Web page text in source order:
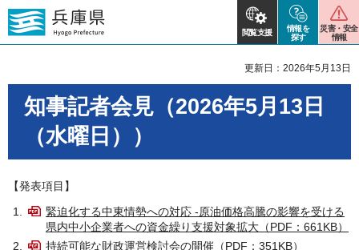
閲覧支援
情報を
探す
災害・安全
情報
更新日：2026年5月13日
知事記者会見（2026年5月13日
（水曜日））
【発表項目】
緊迫化する中東情勢への対応 -原油価格高騰の影響を受ける
県内中小企業者への資金繰り支援対象拡大（PDF：661KB）
持続可能な財政運営検討会の開催（PDF：351KB）